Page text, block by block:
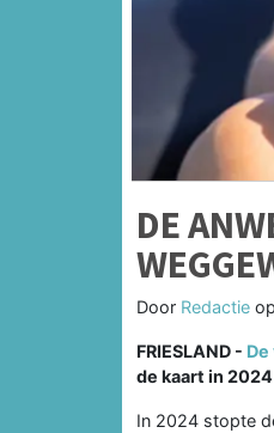
DE
Door Redactie op
FRIESLAND -
de kaart in
In 2024 stopte